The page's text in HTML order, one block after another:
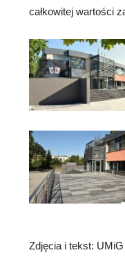
całkowitej wartości
Zdjęcia i tekst: UMiG